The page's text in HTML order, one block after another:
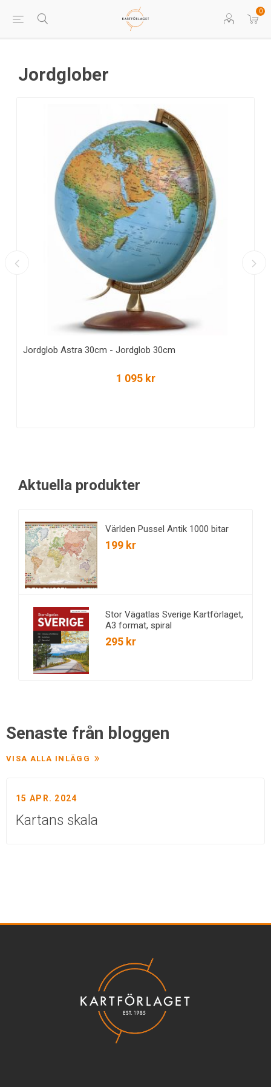
0
Jordglober
Jordglob Astra 30cm - Jordglob 30cm
1 095 kr
Aktuella produkter
Världen Pussel Antik 1000 bitar
199 kr
Stor Vägatlas Sverige Kartförlaget,
A3 format, spiral
295 kr
Senaste från bloggen
VISA ALLA INLÄGG
15 APR. 2024
Kartans skala